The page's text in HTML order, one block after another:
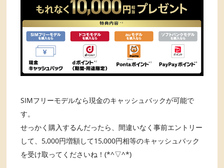
SIMフリーモデルなら現金のキャッシュバックが可能で
す。
せっかく購入するんだったら、間違いなく事前エントリー
して、5,000円増額して15,000円相等のキャッシュバック
を受け取ってくださいね！(*^▽^*)